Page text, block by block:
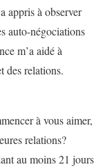
appris à observer
auto-négociations
m’a aidé à
des relations.
à vous aimer,
relations?
au moins 21 jours